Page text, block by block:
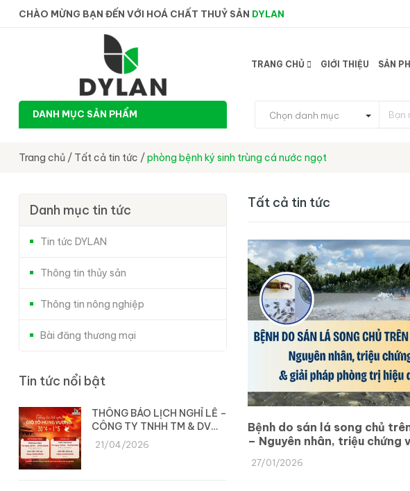
CHÀO MỪNG BẠN ĐẾN VỚI HOÁ CHẤT THUỶ SẢN DYLAN
TRANG CHỦ GIỚI THIỆU SẢN
DANH MỤC SẢN PHẨM Chọn danh mục
Trang chủ / Tất cả tin tức /phòng bệnh ký sinh trùng cá nước ngọt
Tất cả tin tức
Bệnh do sán lá song chủ
– Nguyên nhân, triệu chứng
pháp phòng trị hiệu quả
27/01/2026
Danh mục tin tức
Tin tức DYLAN
Thông tin thủy sản
Thông tin nông nghiệp
Bài đăng thương mại
Tin tức nổi bật
THÔNG BÁO LỊCH NGHỈ LỄ –
CÔNG TY TNHH TM & DV
DYLAN
21/04/2026